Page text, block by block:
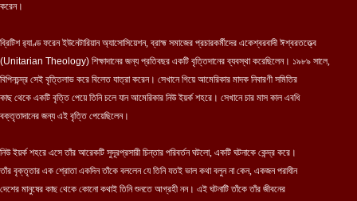
করেন।
ব্রিটিশ ব়্যাণ্ড ফরেন ইউনেটারিয়ান অ্যাসোসিয়েশন, ব্রাহ্ম সমাজের প্রচারকর্মীদের একেশ্বরবাদী ঈশ্বরতত্ত্বে
(Unitarian Theology) শিক্ষাদানের জন্য প্রতিবছর একটি বৃত্তিদানের ব্যবস্থা করেছিলেন। ১৯৮৯ সালে,
বিপিনচন্দ্র সেই বৃত্তিলাভ করে বিলেত যাত্রা করেন। সেখানে গিয়ে আমেরিকার মাদক নিবারণী সমিতির
কাছ থেকে একটি বৃত্তি পেয়ে তিনি চলে যান আমেরিকার নিউ ইয়র্ক শহরে। সেখানে চার মাস কাল এবধি
বক্তৃতাদানের জন্য এই বৃত্তি পেয়েছিলেন।
নিউ ইয়র্ক শহরে এসে তাঁর আরেকটি সুদূরপ্রসারী চিন্তার পরিবর্তন ঘটলো, একটি ঘটনাকে কেন্দ্র করে।
তাঁর বৃক্তৃতার এক শ্রোতা একদিন তাঁকে বললেন যে তিনি যতই ভাল কথা বলুন না কেন, একজন পরাধীন
দেশের মানুষের কাছ থেকে কোনো কথাই তিনি শুনতে আগ্রহী নন। এই ঘটনাটি তাঁকে তাঁর জীবনের